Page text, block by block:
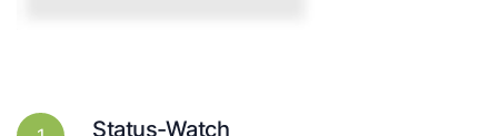
Status-Watch